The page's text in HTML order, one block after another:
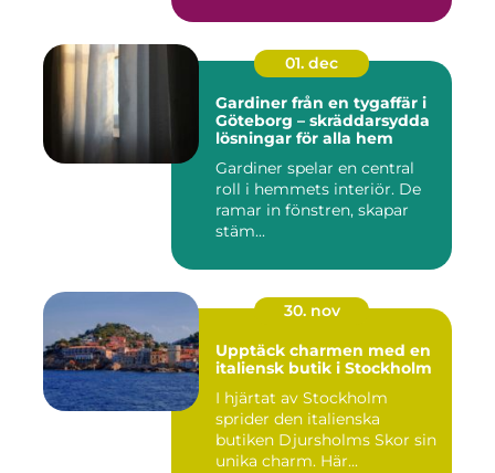
01. dec
Gardiner från en tygaffär i
Göteborg – skräddarsydda
lösningar för alla hem
Gardiner spelar en central
roll i hemmets interiör. De
ramar in fönstren, skapar
stäm...
30. nov
Upptäck charmen med en
italiensk butik i Stockholm
I hjärtat av Stockholm
sprider den italienska
butiken Djursholms Skor sin
unika charm. Här...